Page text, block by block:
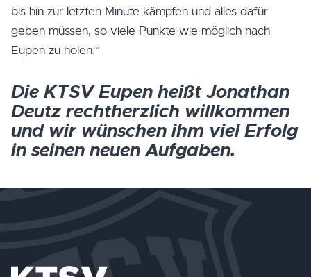
bis hin zur letzten Minute kämpfen und alles dafür
geben müssen, so viele Punkte wie möglich nach
Eupen zu holen.“
Die KTSV Eupen heißt Jonathan
Deutz rechtherzlich willkommen
und wir wünschen ihm viel Erfolg
in seinen neuen Aufgaben.